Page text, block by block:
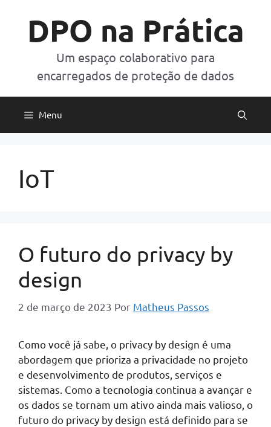
DPO na Prática
Um espaço colaborativo para
encarregados de proteção de dados
Menu
IoT
O futuro do privacy by
design
2 de março de 2023 Por Matheus Passos
Como você já sabe, o privacy by design é uma
abordagem que prioriza a privacidade no projeto
e desenvolvimento de produtos, serviços e
sistemas. Como a tecnologia continua a avançar e
os dados se tornam um ativo ainda mais valioso, o
futuro do privacy by design está definido para se